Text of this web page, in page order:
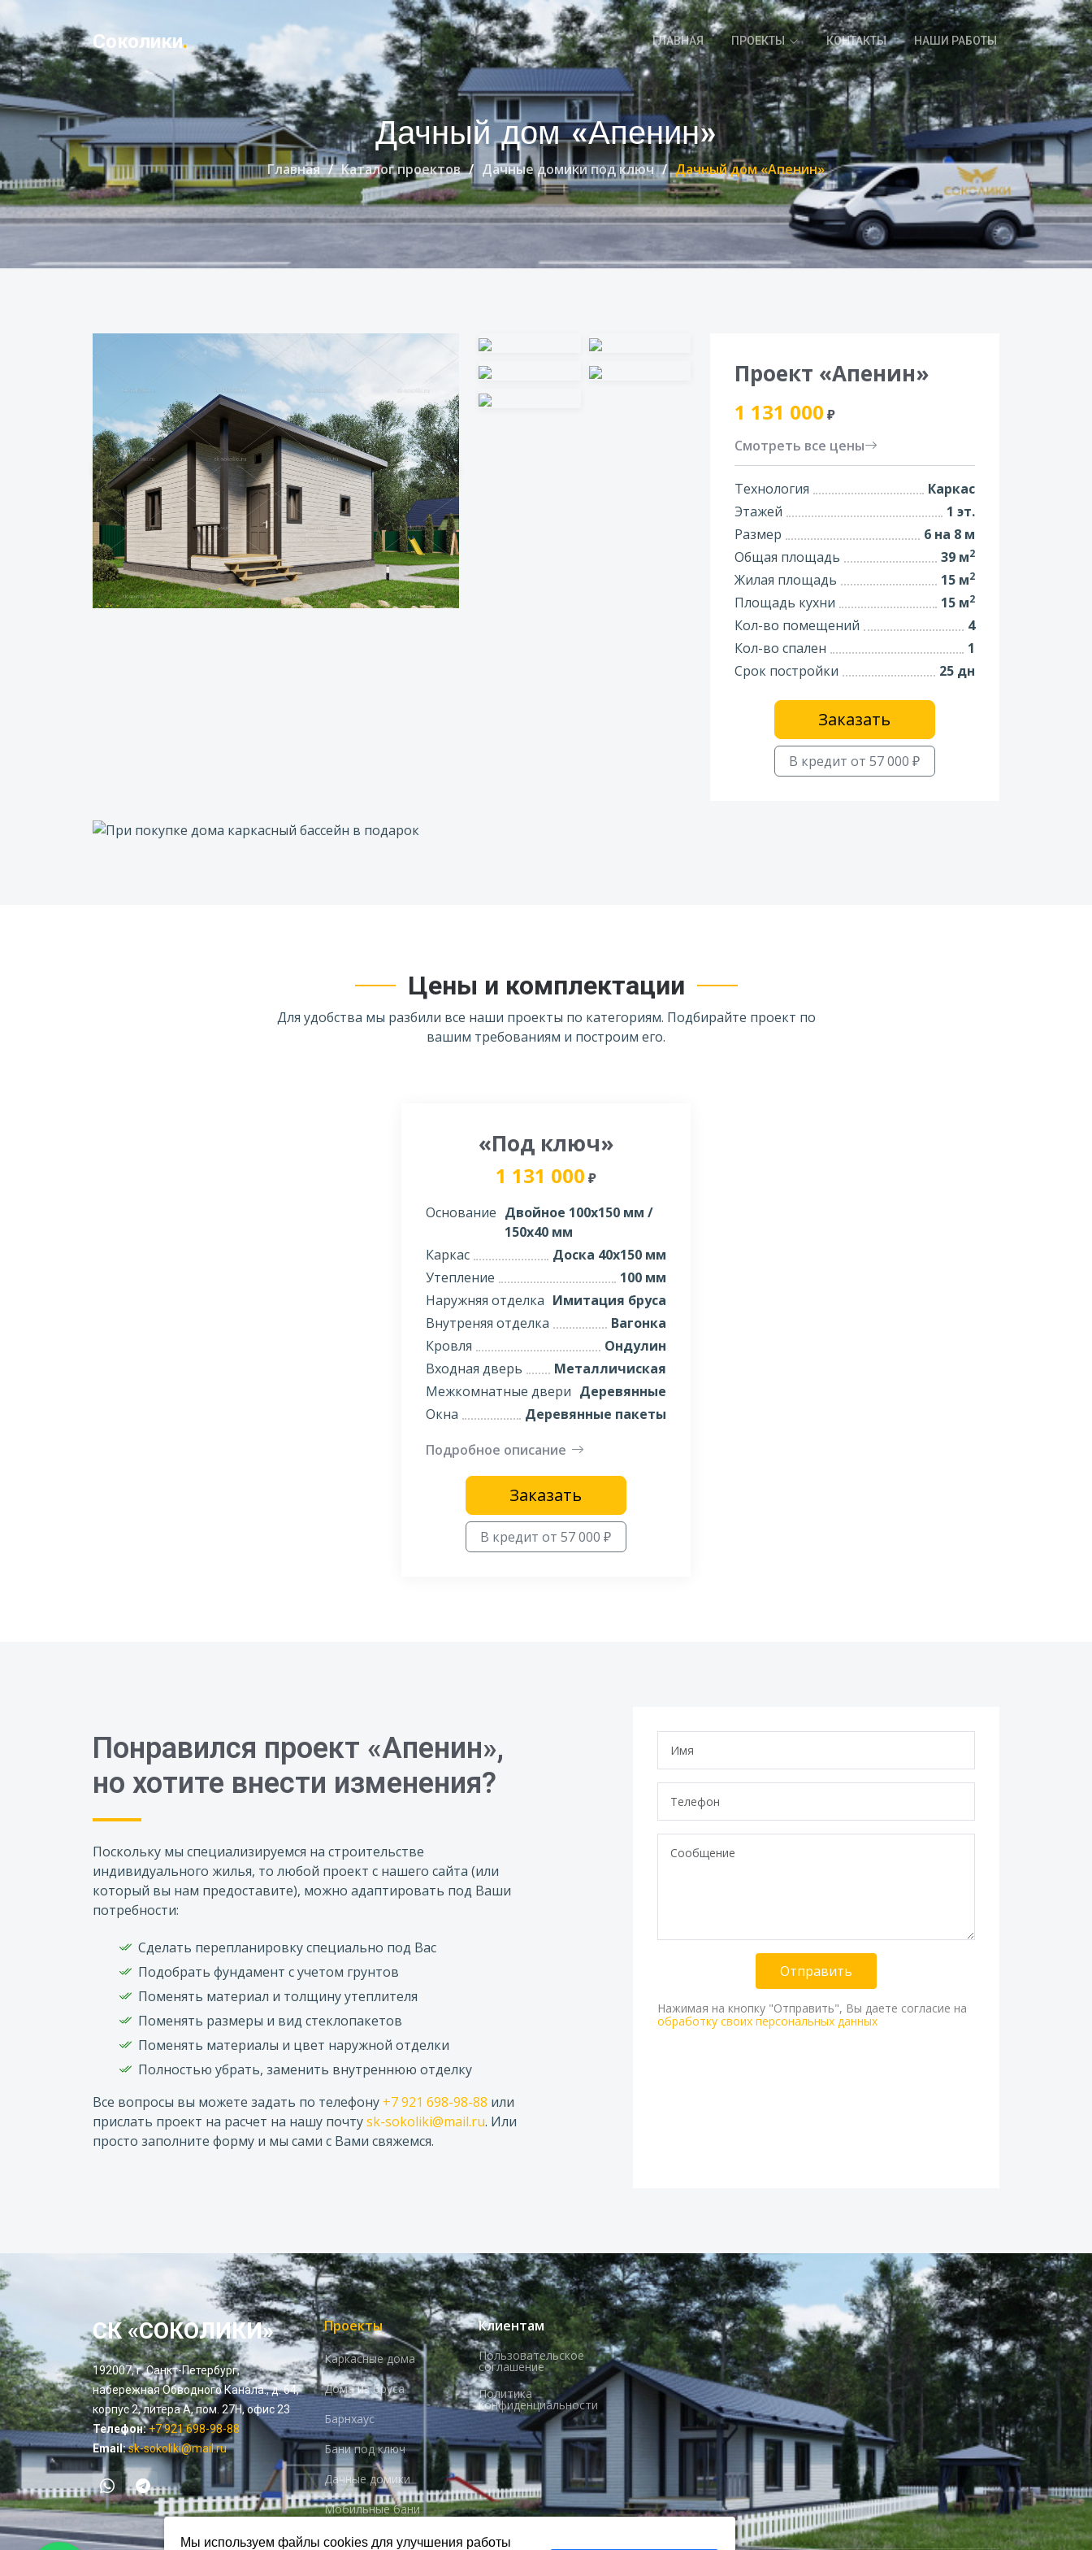
Соколики. ГЛАВНАЯ ПРОЕКТЫ КОНТАКТЫ НАШИ РАБОТЫ
Дачный дом «Апенин»
Главная Каталог проектов Дачные домики под ключ Дачный дом «Апенин»
Проект «Апенин»
1 131 000 ₽
Смотреть все цены
Технология
Каркас
Этажей
1 эт.
Размер
6 на 8 м
Общая площадь
39 м2
Жилая площадь 15 м2
Площадь кухни 15 м2
Кол-во помещений
4
Кол-во спален
1
Срок постройки
25 дн
Заказать
В кредит от 57 000 ₽
Цены и комплектации
Для удобства мы разбили все наши проекты по категориям. Подбирайте проект по
вашим требованиям и построим его.
«Под ключ»
1 131 000 ₽
Основание Двойное 100х150 мм /
150х40 мм
Каркас
Доска 40х150 мм
Утепление
100 мм
Наружняя отделка Имитация бруса
Внутреняя отделка
Вагонка
Кровля
Ондулин
Входная дверь
Металличиская
Межкомнатные двери Деревянные
Окна
Деревянные пакеты
Подробное описание
Заказать
В кредит от 57 000 ₽
Понравился проект «Апенин»,
но хотите внести изменения?
Поскольку мы специализируемся на строительстве
индивидуального жилья, то любой проект с нашего сайта (или
который вы нам предоставите), можно адаптировать под Ваши
потребности:
Сделать перепланировку специально под Вас
Подобрать фундамент с учетом грунтов
Поменять материал и толщину утеплителя
Поменять размеры и вид стеклопакетов
Поменять материалы и цвет наружной отделки
Полностью убрать, заменить внутреннюю отделку
Все вопросы вы можете задать по телефону +7 921 698-98-88 или
прислать проект на расчет на нашу почтуsk-sokoliki@mail.ru. Или
просто заполните форму и мы сами с Вами свяжемся.
Отправить
Нажимая на кнопку "Отправить", Вы даете согласие на
обработку своих персональных данных
СК «СОКОЛИКИ»
192007, г. Санкт-Петербург,
набережная Обводного Канала., д. 64,
корпус 2, литера А, пом. 27Н, офис 23
Телефон: +7 921 698-98-88
Email:sk-sokoliki@mail.ru
Проекты
Каркасные дома
Дома из бруса
Барнхаус
Бани под ключ
Дачные домики
Мобильные бани
Клиентам
Пользовательское
соглашение
Политика
конфиденциальности
Мы используем файлы cookies для улучшения работы